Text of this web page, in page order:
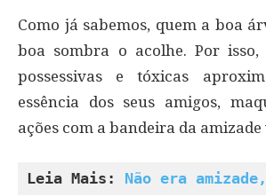
Como já sabemos, quem a boa
boa sombra o acolhe. Por isso,
possessivas e tóxicas
essência dos seus amigos,
ações com a bandeira da
Leia Mais: Não era